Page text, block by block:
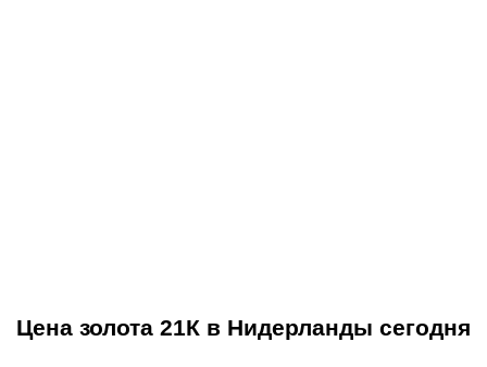
Цена золота 21К в Нидерланды сегодня